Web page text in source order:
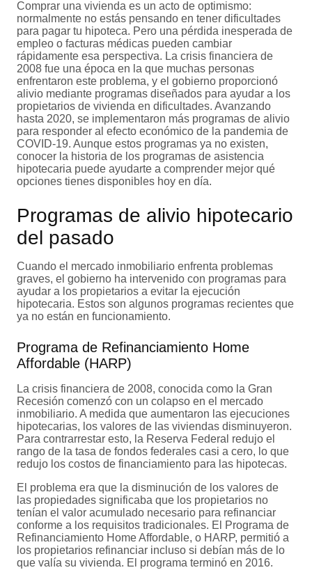
Comprar una vivienda es un acto de optimismo:
normalmente no estás pensando en tener dificultades
para pagar tu hipoteca. Pero una pérdida inesperada de
empleo o facturas médicas pueden cambiar
rápidamente esa perspectiva. La crisis financiera de
2008 fue una época en la que muchas personas
enfrentaron este problema, y el gobierno proporcionó
alivio mediante programas diseñados para ayudar a los
propietarios de vivienda en dificultades. Avanzando
hasta 2020, se implementaron más programas de alivio
para responder al efecto económico de la pandemia de
COVID-19. Aunque estos programas ya no existen,
conocer la historia de los programas de asistencia
hipotecaria puede ayudarte a comprender mejor qué
opciones tienes disponibles hoy en día.
Programas de alivio hipotecario
del pasado
Cuando el mercado inmobiliario enfrenta problemas
graves, el gobierno ha intervenido con programas para
ayudar a los propietarios a evitar la ejecución
hipotecaria. Estos son algunos programas recientes que
ya no están en funcionamiento.
Programa de Refinanciamiento Home
Affordable (HARP)
La crisis financiera de 2008, conocida como la Gran
Recesión comenzó con un colapso en el mercado
inmobiliario. A medida que aumentaron las ejecuciones
hipotecarias, los valores de las viviendas disminuyeron.
Para contrarrestar esto, la Reserva Federal redujo el
rango de la tasa de fondos federales casi a cero, lo que
redujo los costos de financiamiento para las hipotecas.
El problema era que la disminución de los valores de
las propiedades significaba que los propietarios no
tenían el valor acumulado necesario para refinanciar
conforme a los requisitos tradicionales. El Programa de
Refinanciamiento Home Affordable, o HARP, permitió a
los propietarios refinanciar incluso si debían más de lo
que valía su vivienda. El programa terminó en 2016.